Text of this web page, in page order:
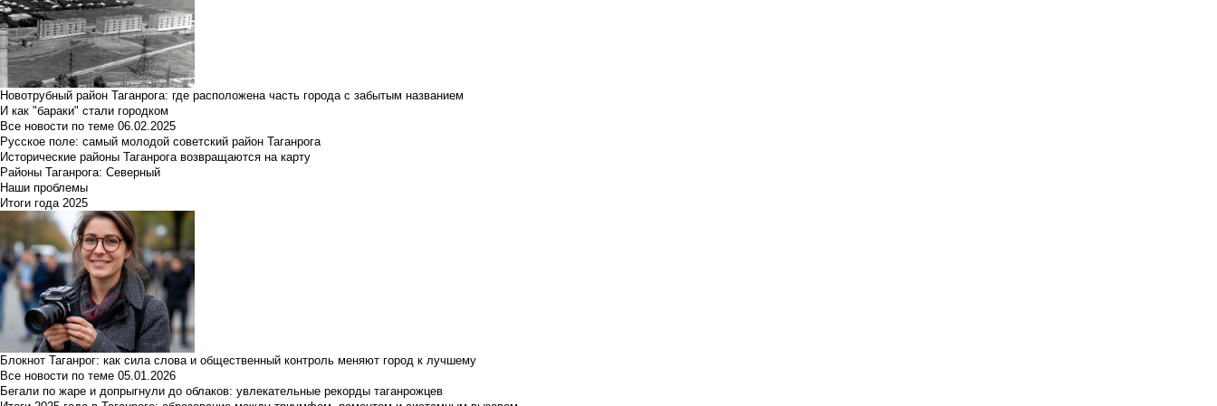
Новотрубный район Таганрога: где расположена часть города с забытым названием
И как "бараки" стали городком
Все новости по теме 06.02.2025
Русское поле: самый молодой советский район Таганрога
Исторические районы Таганрога возвращаются на карту
Районы Таганрога: Северный
Наши проблемы
Итоги года 2025
Блокнот Таганрог: как сила слова и общественный контроль меняют город к лучшему
Все новости по теме 05.01.2026
Бегали по жаре и допрыгнули до облаков: увлекательные рекорды таганрожцев